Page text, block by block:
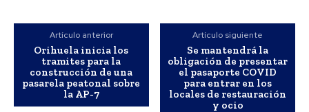
Artículo anterior
Orihuela inicia los
tramites para la
construcción de una
pasarela peatonal sobre
la AP-7
Artículo siguiente
Se mantendrá la
obligación de presentar
el pasaporte COVID
para entrar en los
locales de restauración
y ocio